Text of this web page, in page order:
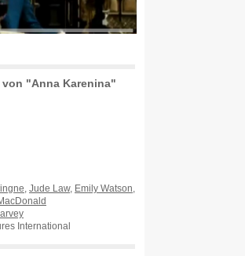
von "Anna Karenina"
Jude Law, Emily Watson
International